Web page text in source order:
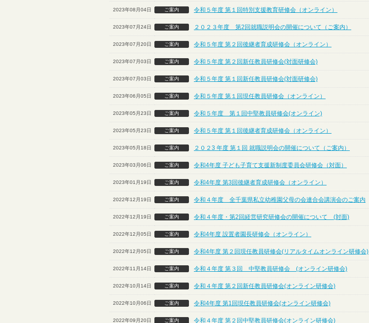
2023年08月04日 ご案内 令和５年度 第１回特別支援教育研修会（オンライン）
2023年07月24日 ご案内 ２０２３年度 第2回就職説明会の開催について（ご案内）
2023年07月20日 ご案内 令和５年度 第２回後継者育成研修会（オンライン）
2023年07月03日 ご案内 令和５年度 第２回新任教員研修会(対面研修会)
2023年07月03日 ご案内 令和５年度 第１回新任教員研修会(対面研修会)
2023年06月05日 ご案内 令和５年度 第１回現任教員研修会（オンライン）
2023年05月23日 ご案内 令和５年度 第１回中堅教員研修会(オンライン)
2023年05月23日 ご案内 令和５年度 第１回後継者育成研修会（オンライン）
2023年05月18日 ご案内 ２０２3 年度 第１回 就職説明会の開催について（ご案内）
2023年03月06日 ご案内 令和4年度 子ども子育て支援新制度委員会研修会（対面）
2023年01月19日 ご案内 令和4年度 第3回後継者育成研修会（オンライン）
2022年12月19日 ご案内 令和４年度 全千葉県私立幼稚園父母の会連合会講演会のご案内
2022年12月19日 ご案内 令和４年度・第2回経営研究研修会の開催について (対面)
2022年12月05日 ご案内 令和4年度 設置者園長研修会（オンライン）
2022年12月05日 ご案内 令和4年度 第２回現任教員研修会(リアルタイムオンライン研修会)
2022年11月14日 ご案内 令和４年度 第３回 中堅教員研修会 (オンライン研修会)
2022年10月14日 ご案内 令和４年度 第２回新任教員研修会(オンライン研修会)
2022年10月06日 ご案内 令和4年度 第1回現任教員研修会(オンライン研修会)
2022年09月20日 ご案内 令和４年度 第２回中堅教員研修会(オンライン研修会)